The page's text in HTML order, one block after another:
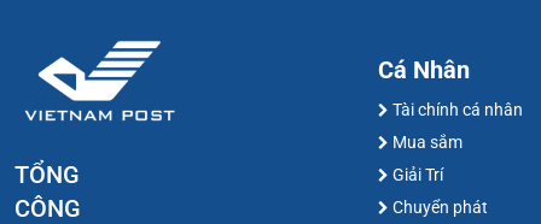
TỔNG
CÔNG
Cá Nhân
Tài chính cá nhân
Mua sắm
Giải Trí
Chuyển phát